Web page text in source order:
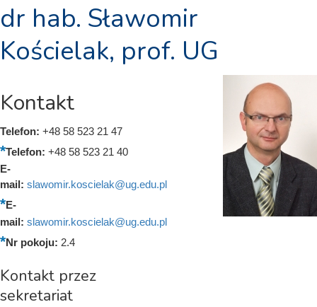
dr hab. Sławomir
Kościelak, prof. UG
Kontakt
Telefon: +48 58 523 21 47
Telefon: +48 58 523 21 40
E-
mail: slawomir.koscielak@ug.edu.pl
E-
mail: slawomir.koscielak@ug.edu.pl
Nr pokoju: 2.4
Kontakt przez
sekretariat